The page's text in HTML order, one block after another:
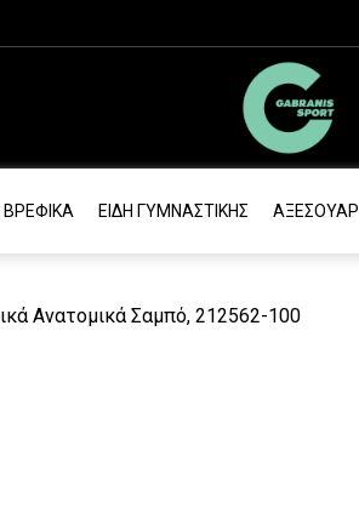
ΒΡΕΦΙΚΆ ΕΊΔΗ ΓΥΜΝΑΣΤΙΚΉΣ ΑΞΕΣΟΥΆΡ
Ανατομικά Σαμπό, 212562-100